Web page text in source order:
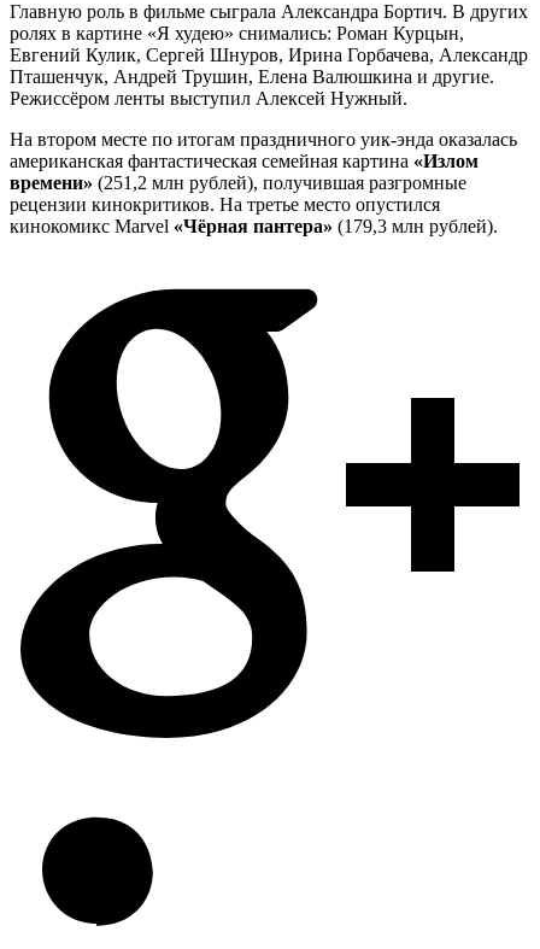
Главную роль в фильме сыграла Александра Бортич. В других
ролях в картине «Я худею» снимались: Роман Курцын,
Евгений Кулик, Сергей Шнуров, Ирина Горбачева, Александр
Пташенчук, Андрей Трушин, Елена Валюшкина и другие.
Режиссёром ленты выступил Алексей Нужный.
На втором месте по итогам праздничного уик-энда оказалась
американская фантастическая семейная картина «Излом
времени» (251,2 млн рублей), получившая разгромные
рецензии кинокритиков. На третье место опустился
кинокомикс Marvel «Чёрная пантера» (179,3 млн рублей).